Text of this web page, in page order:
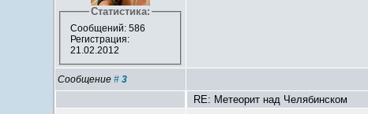
Статистика:
Сообщений: 586
Регистрация:
21.02.2012
Сообщение#3
RE: Метеорит над Челябинском